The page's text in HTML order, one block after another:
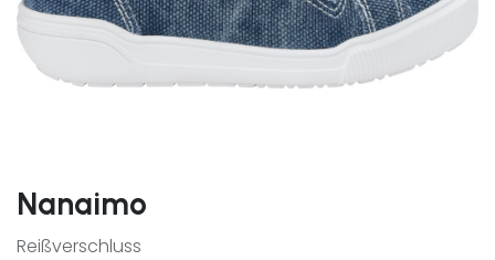
Nanaimo
Reißverschluss